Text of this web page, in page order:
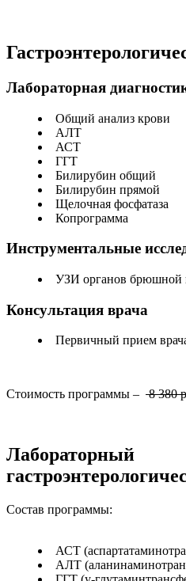
Лабораторная
Общий анализ крови
АЛТ
АСТ
ГГТ
Билирубин общий
Билирубин прямой
Щелочная фосфатаза
Копрограмма
Инструментальные
УЗИ органов брюшной
Консультация врача
Первичный прием
Стоимость программы – 8380
Лабораторный
Состав программы:
АСТ
АЛТ